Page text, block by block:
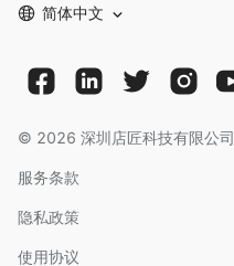
简体中文
© 2026 深圳店匠科技有限公司
服务条款
隐私政策
使用协议